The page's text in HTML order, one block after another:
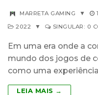
MARRETA GAMING ▼
2022
▼ SINGULAR: 0
Em uma era onde a
mundo dos jogos de
como uma
LEIA MAIS →